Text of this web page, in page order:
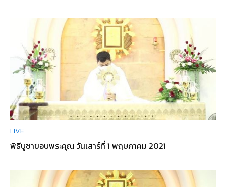
LIVE
พิธีบูชาขอบพระคุณ วันเสาร์ที่ 1 พฤษภาคม 2021